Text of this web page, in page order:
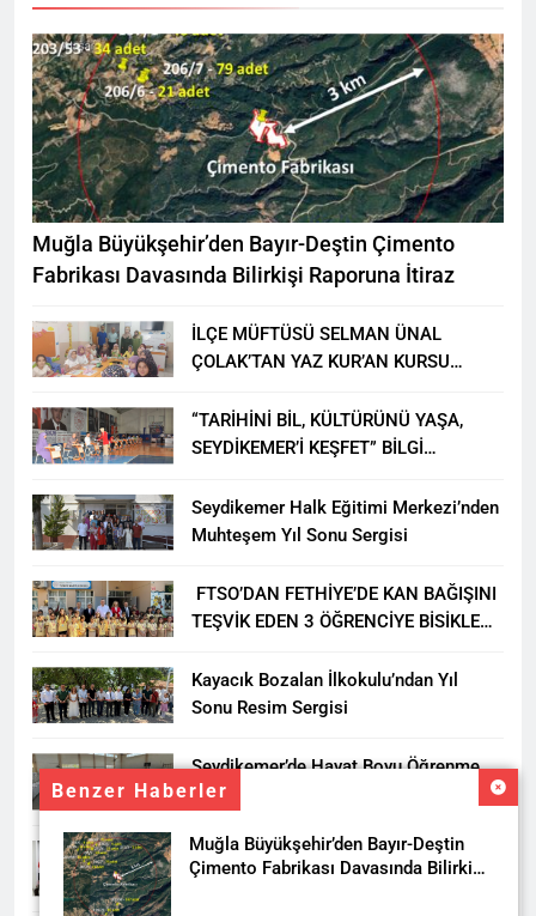
Benzer Haberler
Muğla Büyükşehir’den Bayır-Deştin
Çimento Fabrikası Davasında Bilirkişi
Muğla Büyükşehir’den Bayır-Deştin Çimento
Fabrikası Davasında Bilirkişi Raporuna İtiraz
İLÇE MÜFTÜSÜ SELMAN ÜNAL
ÇOLAK’TAN YAZ KUR’AN KURSU
“TARİHİNİ BİL, KÜLTÜRÜNÜ YAŞA,
SEYDİKEMER’İ KEŞFET” BİLGİ
Seydikemer Halk Eğitimi Merkezi’nden
Muhteşem Yıl Sonu Sergisi
FTSO’DAN FETHİYE’DE KAN BAĞIŞINI
TEŞVİK EDEN 3 ÖĞRENCİYE BİSİKLET
Kayacık Bozalan İlkokulu’ndan Yıl
Sonu Resim Sergisi
Seydikemer’de Hayat Boyu Öğrenme
Haftası Kadıköy Sergisiyle Başladı
DALAMAN KENT PARK PROJESİ İÇİN
BAŞKAN DURMUŞ’A YETKİ VERİLDİ